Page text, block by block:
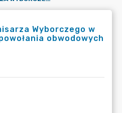
Wyborczego w
obwodowych